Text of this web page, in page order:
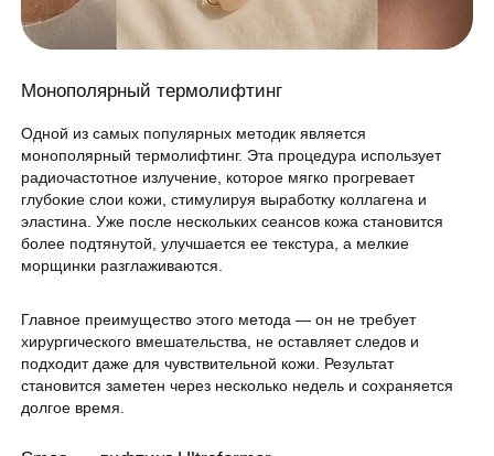
О клинике
Специалисты
Программа лояльности
СМИ о нас
Блог
8 800 775 40 40
ЗАПИСАТЬСЯ НА КОНСУЛЬТАЦИЮ
Монополярный термолифтинг
Одной из самых популярных методик является
монополярный термолифтинг. Эта процедура использует
радиочастотное излучение, которое мягко прогревает
глубокие слои кожи, стимулируя выработку коллагена и
эластина. Уже после нескольких сеансов кожа становится
более подтянутой, улучшается ее текстура, а мелкие
морщинки разглаживаются.
Главное преимущество этого метода — он не требует
хирургического вмешательства, не оставляет следов и
подходит даже для чувствительной кожи. Результат
становится заметен через несколько недель и сохраняется
долгое время.